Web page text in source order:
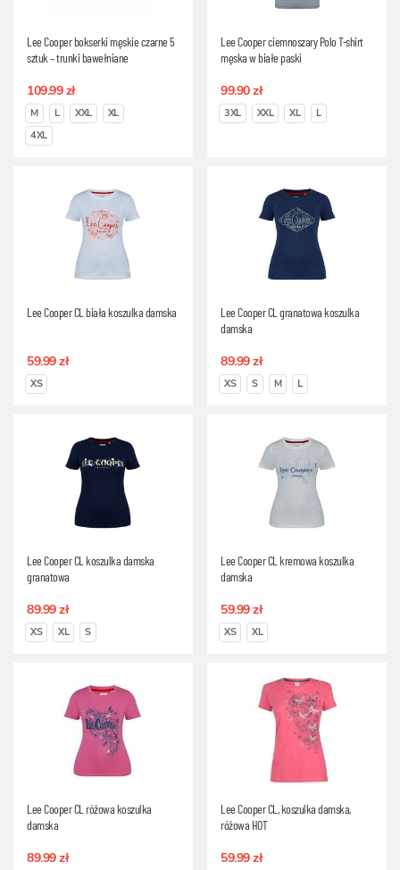
Lee Cooper bokserki męskie czarne 5
sztuk – trunki bawełniane
109.99 zł
M L XXL
XL
4XL
Lee Cooper ciemnoszary Polo T-shirt
męska w białe paski
99.90 zł
3XL XXL XL L
Lee Cooper CL biała koszulka damska
59.99 zł
XS
Lee Cooper CL granatowa koszulka
damska
89.99 zł
XS S M L
Lee Cooper CL koszulka damska
granatowa
89.99 zł
XS XL S
Lee Cooper CL kremowa koszulka
damska
59.99 zł
XS XL
Lee Cooper CL różowa koszulka
damska
89.99 zł
Lee Cooper CL, koszulka damska,
różowa HOT
59.99 zł